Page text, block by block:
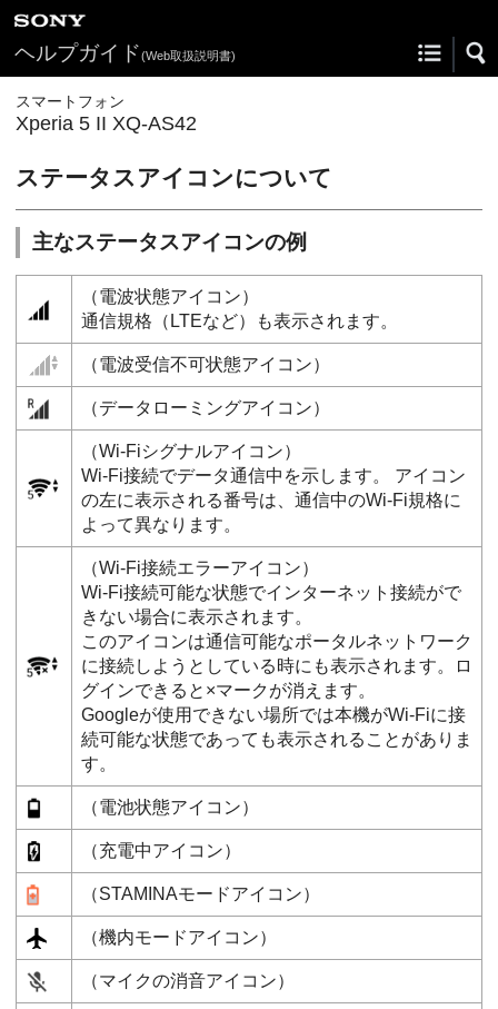
ヘルプガイド(Web取扱説明書)
スマートフォン
Xperia 5 II XQ-AS42
ステータスアイコンについて
主なステータスアイコンの例
（電波状態アイコン）
通信規格（LTEなど）も表示されます。
（電波受信不可状態アイコン）
（データローミングアイコン）
（Wi-Fiシグナルアイコン）
Wi-Fi接続でデータ通信中を示します。 アイコン
の左に表示される番号は、通信中のWi-Fi規格に
よって異なります。
（Wi-Fi接続エラーアイコン）
Wi-Fi接続可能な状態でインターネット接続がで
きない場合に表示されます。
このアイコンは通信可能なポータルネットワーク
に接続しようとしている時にも表示されます。ロ
グインできると×マークが消えます。
Googleが使用できない場所では本機がWi-Fiに接
続可能な状態であっても表示されることがありま
す。
（電池状態アイコン）
（充電中アイコン）
（STAMINAモードアイコン）
（機内モードアイコン）
（マイクの消音アイコン）